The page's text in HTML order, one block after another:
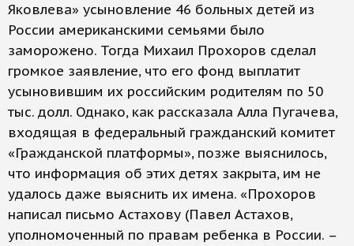
Яковлева» усыновление 46 больных детей из
России американскими семьями было
заморожено. Тогда Михаил Прохоров сделал
громкое заявление, что его фонд выплатит
усыновившим их российским родителям по 50
тыс. долл. Однако, как рассказала Алла Пугачева,
входящая в федеральный гражданский комитет
«Гражданской платформы», позже выяснилось,
что информация об этих детях закрыта, им не
удалось даже выяснить их имена. «Прохоров
написал письмо Астахову (Павел Астахов,
уполномоченный по правам ребенка в России. –